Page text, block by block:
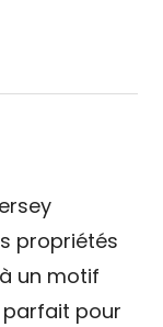
propriétés
un motif
parfait pour